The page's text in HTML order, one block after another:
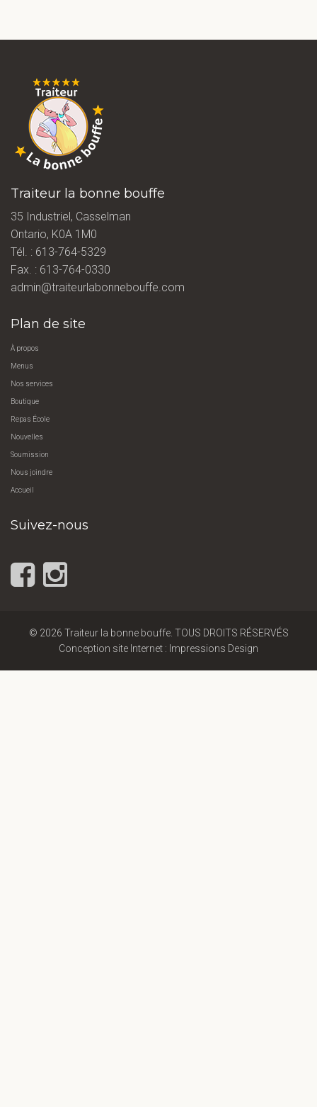
Traiteur la bonne bouffe
35 Industriel, Casselman
Ontario, K0A 1M0
Tél. : 613-764-5329
Fax. : 613-764-0330
admin@traiteurlabonnebouffe.com
Plan de site
À propos
Menus
Nos services
Boutique
Repas École
Nouvelles
Soumission
Nous joindre
Accueil
Suivez-nous
© 2026 Traiteur la bonne bouffe. TOUS DROITS RÉSERVÉS
Conception site Internet : Impressions Design